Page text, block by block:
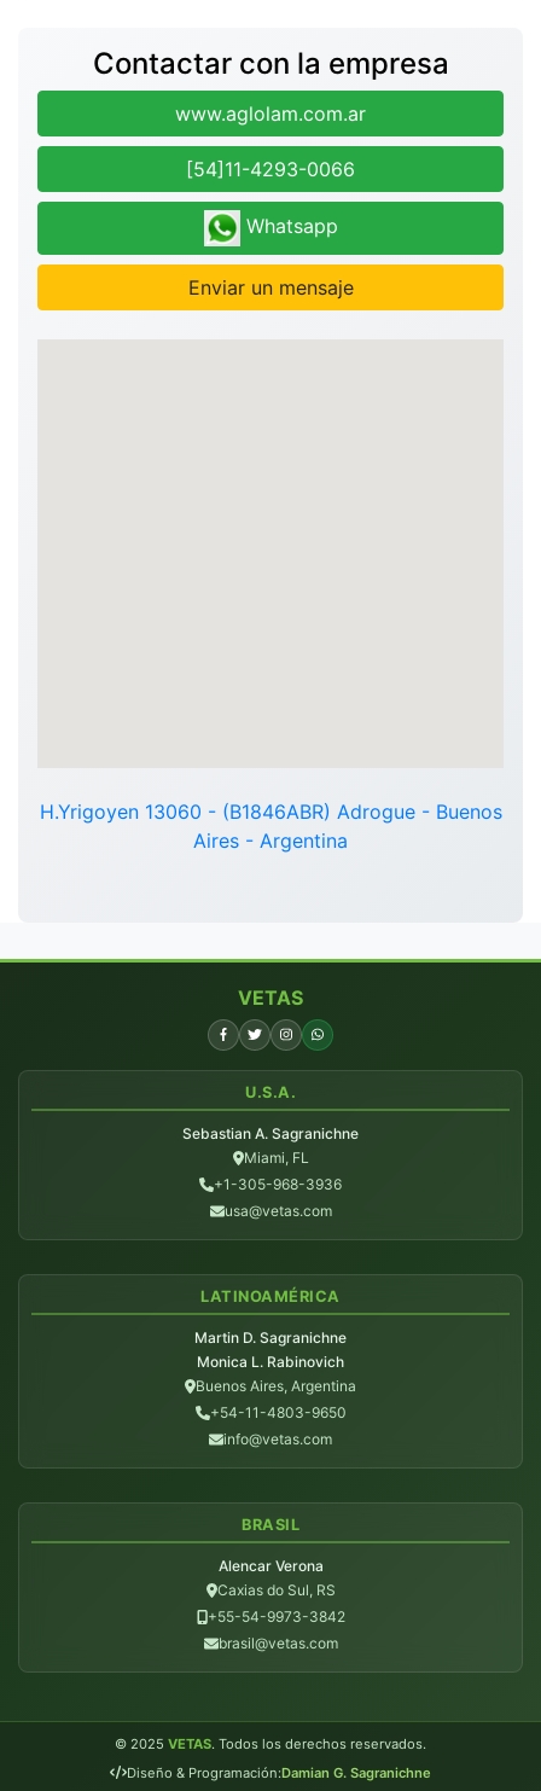
Contactar con la empresa
www.aglolam.com.ar
[54]11-4293-0066
Whatsapp
Enviar un mensaje
H.Yrigoyen 13060 - (B1846ABR) Adrogue - Buenos
Aires - Argentina
VETAS
U.S.A.
Sebastian A. Sagranichne
Miami, FL
+1-305-968-3936
usa@vetas.com
LATINOAMÉRICA
Martin D. Sagranichne
Monica L. Rabinovich
Buenos Aires, Argentina
+54-11-4803-9650
info@vetas.com
BRASIL
Alencar Verona
Caxias do Sul, RS
+55-54-9973-3842
brasil@vetas.com
© 2025 VETAS. Todos los derechos reservados.
Diseño & Programación:Damian G. Sagranichne